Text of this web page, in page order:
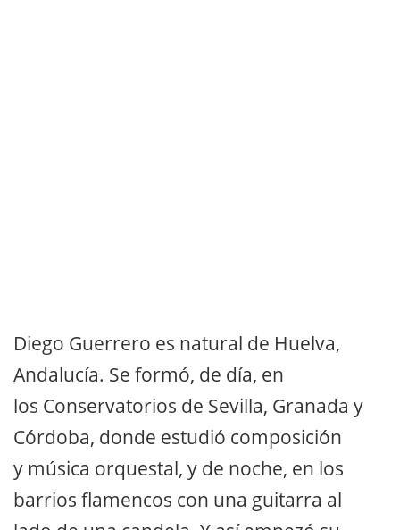
Diego Guerrero es natural de Huelva,
Andalucía. Se formó, de día, en
los Conservatorios de Sevilla, Granada y
Córdoba, donde estudió composición
y música orquestal, y de noche, en los
barrios flamencos con una guitarra al